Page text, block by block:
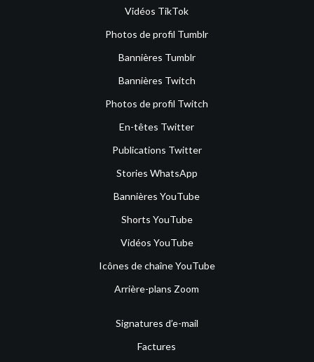
Vidéos TikTok
Photos de profil Tumblr
Bannières Tumblr
Bannières Twitch
Photos de profil Twitch
En-têtes Twitter
Publications Twitter
Stories WhatsApp
Bannières YouTube
Shorts YouTube
Vidéos YouTube
Icônes de chaîne YouTube
Arrière-plans Zoom
Signatures d’e-mail
Factures